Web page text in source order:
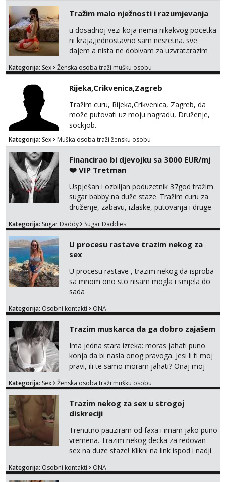
Razgovaram :)
Tel:064/677-677- Kod: #74
Obavijesti me kada se oslobodi
Lili
Razgovaram :)
- Kod: #128
tel:0,93€ - mob:1,12€ min
Obavijesti me kada se oslobodi
Anđela
Čekam tvoj poziv!
Tel:064/677-677- Kod: #142
Tražim malo nježnosti i razumjevanja
u dosadnoj vezi koja nema nikakvog pocetka
ni kraja,jednostavno sam nesretna. sve
dajem a nista ne dobivam za uzvrat.trazim
trazim puno samo malo njeznosti i
poljupce po tijelu koji me jako
pale,obozavam kad muskarac preuzme
kontrolu . javi se :) Klikni na link ispod i nadji
me tamo, cekam te!
Kategorija: Sex Ženska osoba traži mušku osobu
Rijeka,Crikvenica,Zagreb
Tražim curu, Rijeka,Crikvenica, Zagreb, da
može putovati uz moju nagradu, Druženje,
sockjob.
Kategorija: Sex Muška osoba traži žensku osobu
Financirao bi djevojku sa 3000 EUR/mj
❤️ VIP Tretman
Uspješan i ozbiljan poduzetnik 37god tražim
sugar babby na duže staze. Tražim curu za
druženje, zabavu, izlaske, putovanja i druge
otvorena, komunikativna, zgodna i atraktivna
markodalic37@gmail.com
Kategorija: Sugar Daddy Sugar Daddies
U procesu rastave trazim nekog za
sex
U procesu rastave , trazim nekog da isproba
sa mnom ono sto nisam mogla i smjela do
sada
Kategorija: Osobni kontakti ONA
Trazim muskarca da ga dobro zajašem
Ima jedna stara izreka: moras jahati puno
konja da bi nasla onog pravoga. Jesi li ti moj
pravi, ili te samo moram jahati? Onaj moj
na sexdater link i javi mi se tamo....
Kategorija: Sex Ženska osoba traži mušku osobu
Trazim nekog za sex u strogoj
diskreciji
Trenutno pauziram od faxa i imam jako puno
vremena. Trazim nekog decka za redovan
sex na duze staze! Klikni na link ispod i nadji
Kategorija: Osobni kontakti ONA